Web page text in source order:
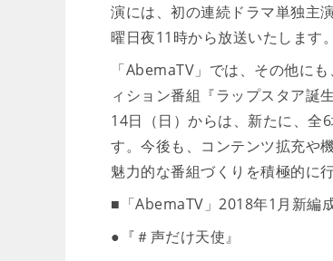
演には、初の連続ドラマ単独主
曜日夜11時から放送いたします。
「AbemaTV」では、その他に
ィション番組『ラップスタア誕
14日（日）からは、新たに、全
す。今後も、コンテンツ拡充や
魅力的な番組づくりを積極的に
■「AbemaTV」2018年1月新
●『＃声だけ天使』